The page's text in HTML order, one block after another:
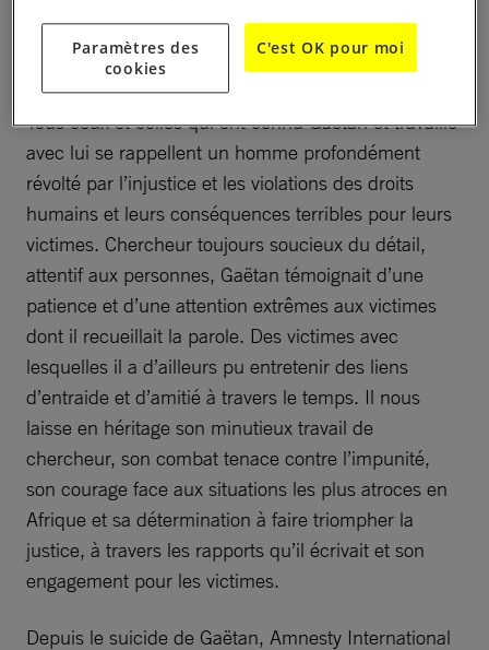
Tous ceux et celles qui ont connu Gaëtan et travaillé
avec lui se rappellent un homme profondément
révolté par l’injustice et les violations des droits
humains et leurs conséquences terribles pour leurs
victimes. Chercheur toujours soucieux du détail,
attentif aux personnes, Gaëtan témoignait d’une
patience et d’une attention extrêmes aux victimes
dont il recueillait la parole. Des victimes avec
lesquelles il a d’ailleurs pu entretenir des liens
d’entraide et d’amitié à travers le temps. Il nous
laisse en héritage son minutieux travail de
chercheur, son combat tenace contre l’impunité,
son courage face aux situations les plus atroces en
Afrique et sa détermination à faire triompher la
justice, à travers les rapports qu’il écrivait et son
engagement pour les victimes.
Depuis le suicide de Gaëtan, Amnesty International
Paramètres des
cookies
C'est OK pour moi